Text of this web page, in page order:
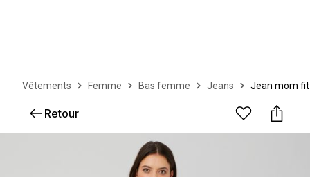
Vêtements Femme Bas femme Jeans Jean mom fit
Retour